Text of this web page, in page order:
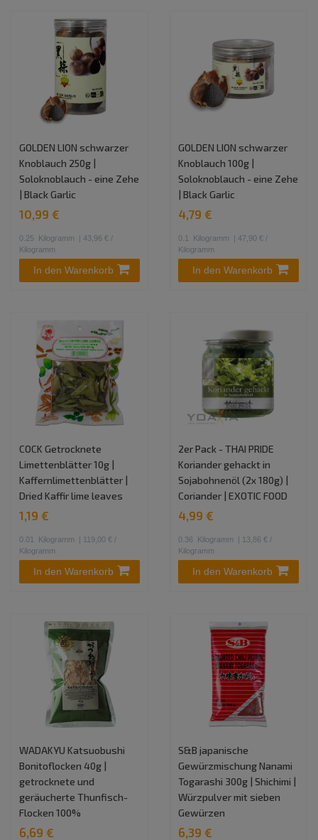
GOLDEN LION schwarzer
Knoblauch 250g |
Soloknoblauch - eine Zehe
| Black Garlic
10,99 €
0.25 Kilogramm
| 43,96 € /
Kilogramm
In den Warenkorb
GOLDEN LION schwarzer
Knoblauch 100g |
Soloknoblauch - eine Zehe
| Black Garlic
4,79 €
0.1 Kilogramm
| 47,90 € /
Kilogramm
In den Warenkorb
COCK Getrocknete
Limettenblätter 10g |
Kaffernlimettenblätter |
Dried Kaffir lime leaves
1,19 €
0.01 Kilogramm
| 119,00 € /
Kilogramm
In den Warenkorb
2er Pack - THAI PRIDE
Koriander gehackt in
Sojabohnenöl (2x 180g) |
Coriander | EXOTIC FOOD
4,99 €
0.36 Kilogramm
| 13,86 € /
Kilogramm
In den Warenkorb
WADAKYU Katsuobushi
Bonitoflocken 40g |
getrocknete und
geräucherte Thunfisch-
Flocken 100%
6,69 €
S&B japanische
Gewürzmischung Nanami
Togarashi 300g | Shichimi |
Würzpulver mit sieben
Gewürzen
6,39 €